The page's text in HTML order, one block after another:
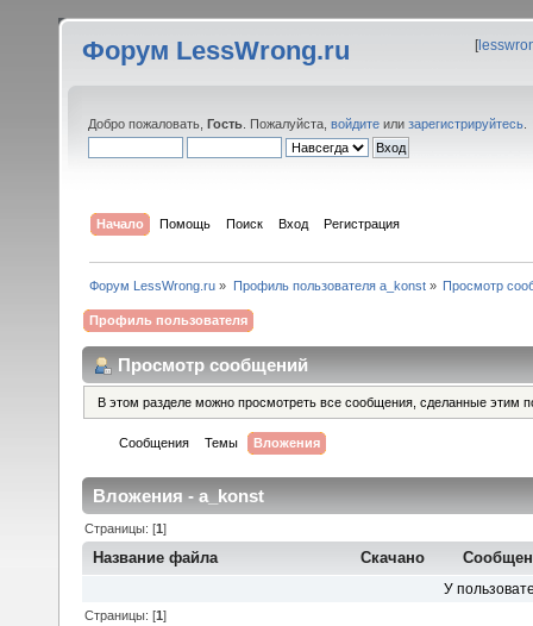
Форум LessWrong.ru [
Добро пожаловать, Гость . Пожалуйста, войдите или зарегистрируйтесь
Начало Помощь Поиск Вход Регистрация
Форум LessWrong.ru » Профиль пользователя a_konst» Просмотр
Профиль пользователя
Просмотр сообщений
В этом разделе можно просмотреть все сообщения, сделанные этим
Сообщения Темы Вложения
Вложения - a_konst
Страницы: [1]
Название файла Скачано
У
Страницы: [1]